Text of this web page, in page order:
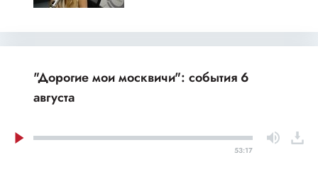
"Дорогие мои москвичи": события 6
августа
53:17